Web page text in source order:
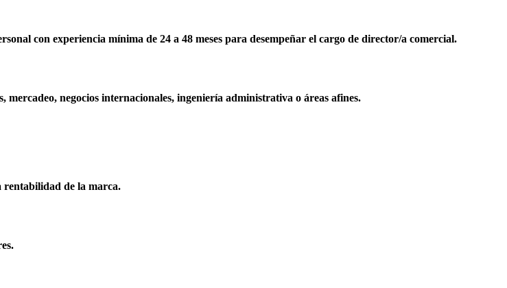
con experiencia mínima de 24 a 48 meses para desempeñar el cargo de director/a comercial.
negocios internacionales, ingeniería administrativa o áreas afines.
rentabilidad de la marca.